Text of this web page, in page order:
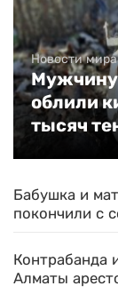
Новости мира
Мужчину
облили
тысяч
Бабушка и
покончили с
Контрабанда
Алматы